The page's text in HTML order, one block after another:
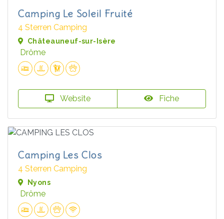
Camping Le Soleil Fruité
4 Sterren Camping
Châteauneuf-sur-Isère
Drôme
Website Fiche
Camping Les Clos
4 Sterren Camping
Nyons
Drôme